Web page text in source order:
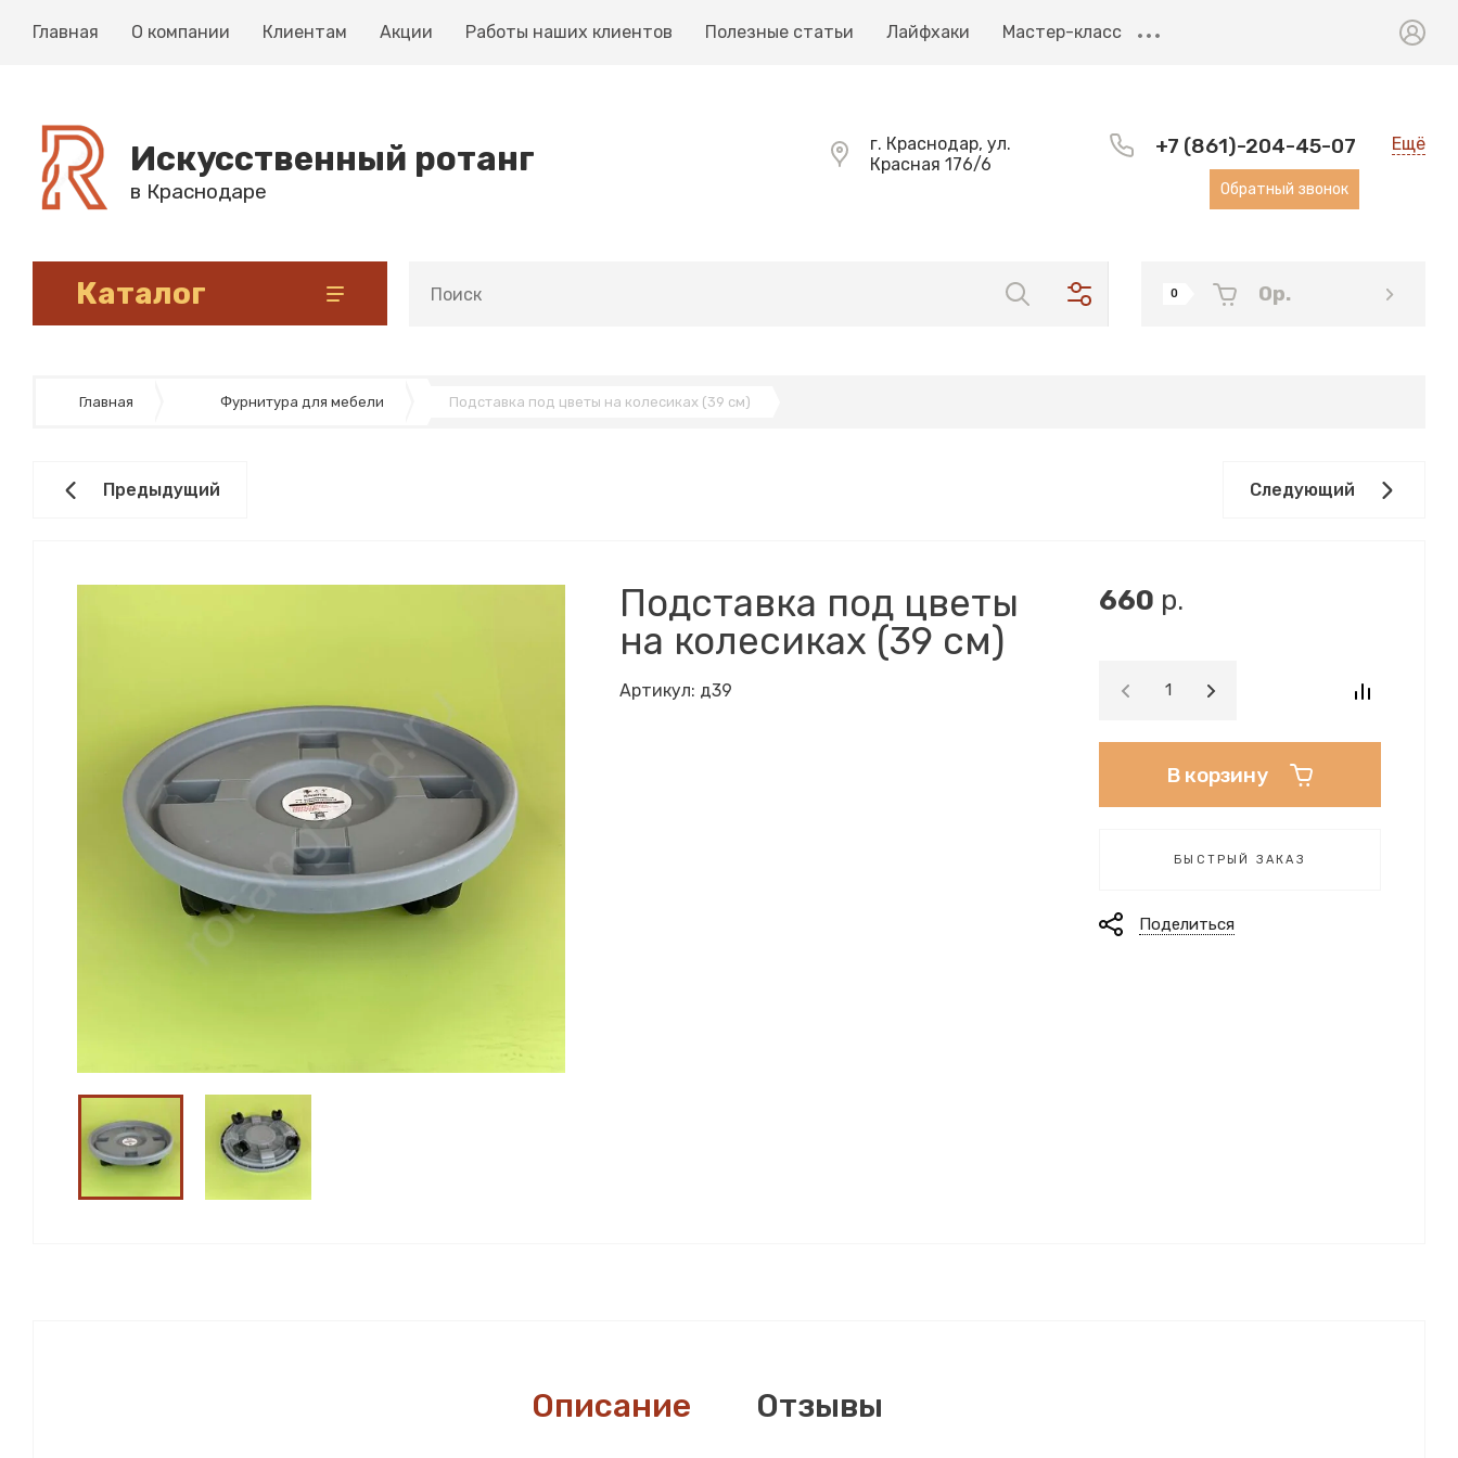
Главная О компании Клиентам Акции Работы наших клиентов Полезные статьи Лайфхаки Мастер-класс
Искусственный ротанг
в Краснодаре
г. Краснодар, ул.
Красная 176/6
+7 (861)-204-45-07
Обратный звонок
Ещё
Каталог 0 0р.
Главная Фурнитура для мебели Подставка под цветы на колесиках (39 см)
Предыдущий Следующий
Подставка под цветы
на колесиках (39 см)
Артикул: д39
660 р.
В корзину
БЫСТРЫЙ ЗАКАЗ
Поделиться
Описание Отзывы